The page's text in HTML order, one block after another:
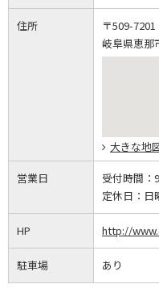
住所
〒509-7201
岐阜県恵那
大きな地
営業日 受付時間：
定休日： 日
HP http://
駐車場 あり